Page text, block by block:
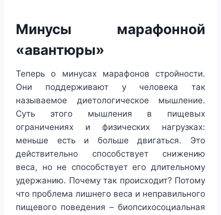
Минусы марафонной
«авантюры»
Теперь о минусах марафонов стройности.
Они поддерживают у человека так
называемое диетологическое мышление.
Суть этого мышления в пищевых
ограничениях и физических нагрузках:
меньше есть и больше двигаться. Это
действительно способствует снижению
веса, но не способствует его длительному
удержанию. Почему так происходит? Потому
что проблема лишнего веса и неправильного
пищевого поведения – биопсихосоциальная